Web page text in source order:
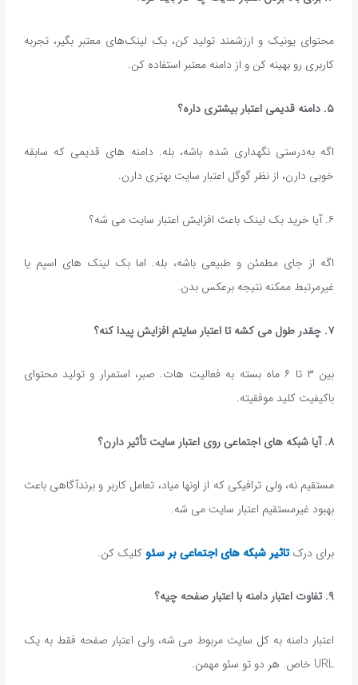
محتوای یونیک و ارزشمند تولید کن، بک لینک‌های معتبر بگیر، تجربه
کاربری رو بهینه کن و از دامنه معتبر استفاده کن.
۵. دامنه قدیمی اعتبار بیشتری داره؟
اگه به‌درستی نگهداری شده باشه، بله. دامنه های قدیمی که سابقه
خوبی دارن، از نظر گوگل اعتبار سایت بهتری دارن.
۶. آیا خرید بک لینک باعث افزایش اعتبار سایت می شه؟
اگه از جای مطمئن و طبیعی باشه، بله. اما بک لینک های اسپم یا
غیرمرتبط ممکنه نتیجه برعکس بدن.
۷. چقدر طول می کشه تا اعتبار سایتم افزایش پیدا کنه؟
بین ۳ تا ۶ ماه بسته به فعالیت هات. صبر، استمرار و تولید محتوای
باکیفیت کلید موفقیته.
۸. آیا شبکه های اجتماعی روی اعتبار سایت تأثیر دارن؟
مستقیم نه، ولی ترافیکی که از اونها میاد، تعامل کاربر و برندآگاهی باعث
بهبود غیرمستقیم اعتبار سایت می شه.
برای درکتاثیر شبکه های اجتماعی بر سئو کلیک کن.
۹. تفاوت اعتبار دامنه با اعتبار صفحه چیه؟
اعتبار دامنه به کل سایت مربوط می شه، ولی اعتبار صفحه فقط به یک
URL خاص. هر دو تو سئو مهمن.